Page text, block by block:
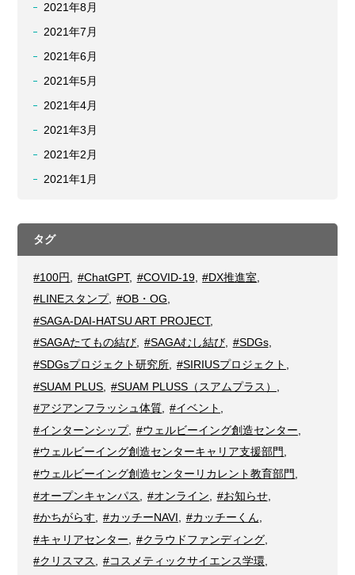
2021年8月
2021年7月
2021年6月
2021年5月
2021年4月
2021年3月
2021年2月
2021年1月
タグ
#100円 #ChatGPT, #COVID-19, #DX推進室
#LINEスタンプ, #OB・OG
#SAGA-DAI-HATSU ART PROJECT,
#SAGAたてもの結び, #SAGAむし結び, #SDGs,
#SDGsプロジェクト研究所
#SIRIUSプロジェクト
#SUAM PLUS
#SUAM PLUSS（スアムプラス）
#アジアンフラッシュ体質
#イベント
#インターンシップ, #ウェルビーイング創造センター
#ウェルビーイング創造センターキャリア支援部門
#ウェルビーイング創造センターリカレント教育部門
#オープンキャンパス
#オンライン #お知らせ,
#かちがらす
#カッチーNAVI #カッチーくん
#キャリアセンター
#クラウドファンディング,
#クリスマス
#コスメティックサイエンス学環,